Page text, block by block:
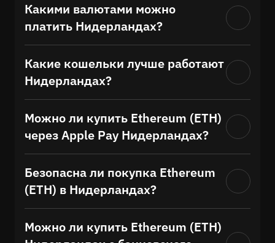
Какими валютами можно
платить Нидерландах?
Какие кошельки лучше работают
Нидерландах?
Можно ли купить Ethereum (ETH)
через Apple Pay Нидерландах?
Безопасна ли покупка Ethereum
(ETH) в Нидерландах?
Можно ли купить Ethereum (ETH)